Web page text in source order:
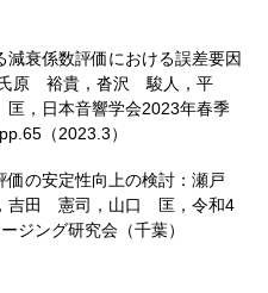
減衰係数評価における誤差要因
原 裕貴，沓沢 駿人，平
，日本音響学会2023年春季
（2023.3）
価の安定性向上の検討：瀬戸
吉田 憲司，山口 匡，令和4
ジング研究会（千葉）